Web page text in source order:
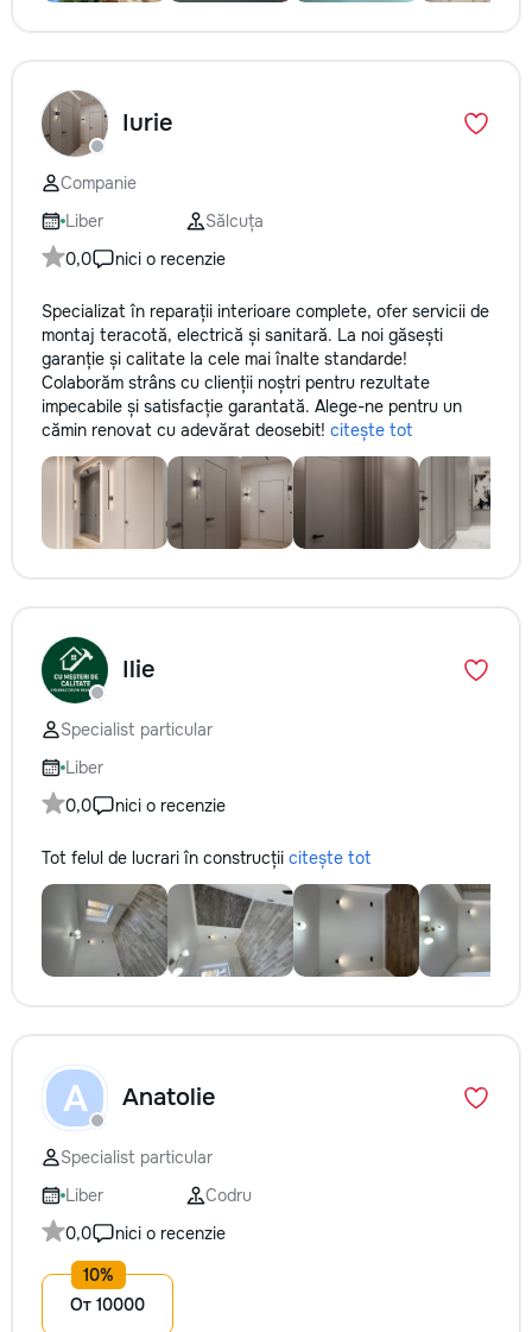
Iurie
Companie
Liber
Sălcuța
0,0
nici o recenzie
Specializat în reparații interioare complete, ofer servicii de
montaj teracotă, electrică și sanitară. La noi găsești
garanție și calitate la cele mai înalte standarde!
Colaborăm strâns cu clienții noștri pentru rezultate
impecabile și satisfacție garantată. Alege-ne pentru un
cămin renovat cu adevărat deosebit! citește tot
Ilie
Specialist particular
Liber
0,0
nici o recenzie
Tot felul de lucrari în construcții citește tot
A Anatolie
Specialist particular
Liber
Codru
0,0
nici o recenzie
От 10000